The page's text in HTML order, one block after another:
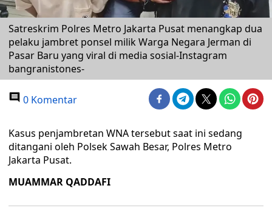
Satreskrim Polres Metro Jakarta Pusat menangkap dua
pelaku jambret ponsel milik Warga Negara Jerman di
Pasar Baru yang viral di media sosial-Instagram
bangranistones-
0 Komentar
Kasus penjambretan WNA tersebut saat ini sedang
ditangani oleh Polsek Sawah Besar, Polres Metro
Jakarta Pusat.
MUAMMAR QADDAFI